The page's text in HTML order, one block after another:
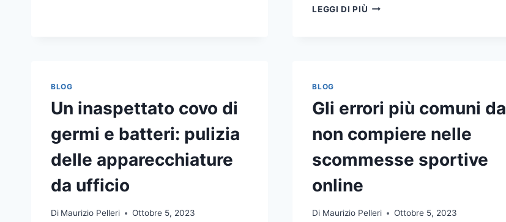
LEGGI DI PIÙ VUOI
A
TIPOGRAFIA
ONLINE?
ECCO
BLOG
Un inaspettato covo di
germi e batteri: pulizia
delle apparecchiature
da ufficio
Di Maurizio Pelleri Ottobre 5, 2023
BLOG
Gli errori più comuni da
non compiere nelle
scommesse sportive
online
Di Maurizio Pelleri Ottobre 5, 2023